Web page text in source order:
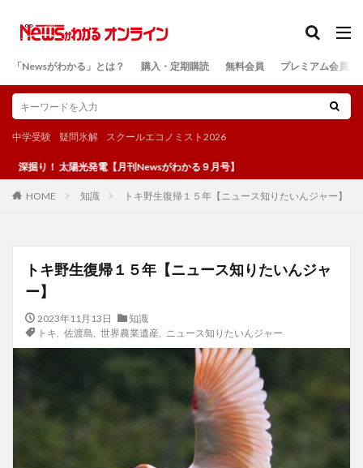
「Newsがわかる」とは？ 購入・定期購読 無料会員 プレミアム会員
中学受験 疑問氷解 スクールエコノミスト2026
陽光発電【月刊Newsがわかる９月号】
HOME 知識 トキ野生復帰１５年【ニュース知りたいんジャー】
トキ野生復帰１５年【ニュース知りたいんジャ
ー】
2023年11月13日
知識
トキ
佐渡島 世界農業遺産, ニュース知りたいんジャー
検索